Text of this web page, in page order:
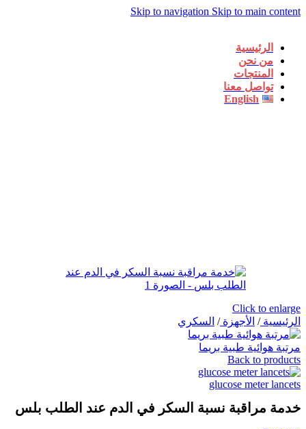
Skip to navigation Skip to main content
الرئيسية
من نحن
المنتجات
تواصل معنا
English
Click to enlarge
الرئيسية/ الأجهزة/ السكري
مرتبة هوائية طبية بريما
Back to products
glucose meter lancets
خدمة مراقبة نسبة السكر في الدم عند الطلب بلس